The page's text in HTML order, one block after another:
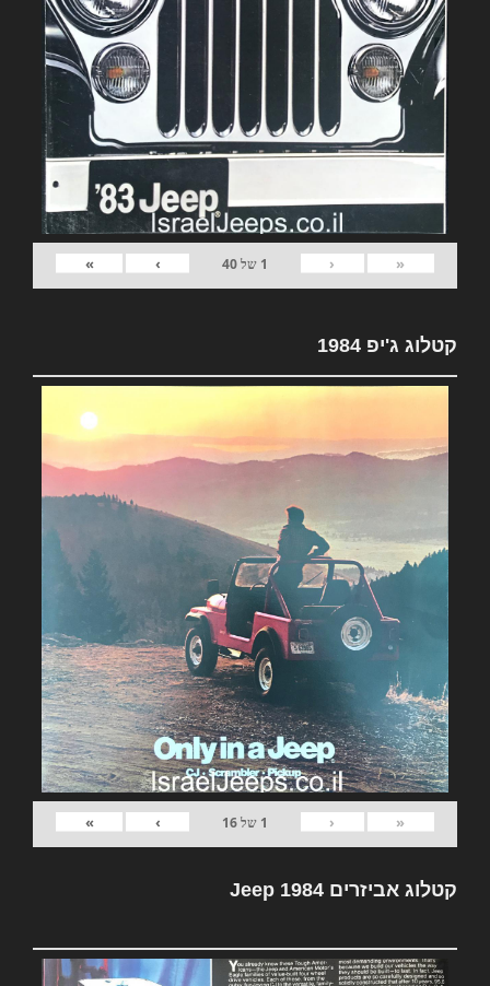
«
‹
1 של40
›
»
קטלוג ג'יפ 1984
«
‹
1 של16
›
»
קטלוג אביזרים Jeep 1984